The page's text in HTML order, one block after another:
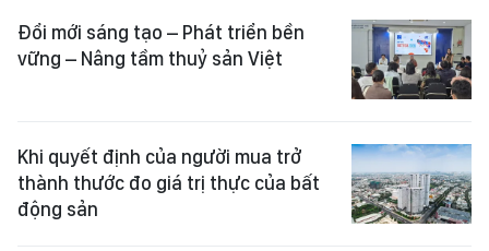
Đổi mới sáng tạo – Phát triển bền
vững – Nâng tầm thuỷ sản Việt
Khi quyết định của người mua trở
thành thước đo giá trị thực của bất
động sản